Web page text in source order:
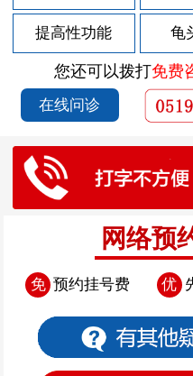
提高性功能 龟
您还可以拨打免费
在线问诊
网络预
免 预约挂号费 优